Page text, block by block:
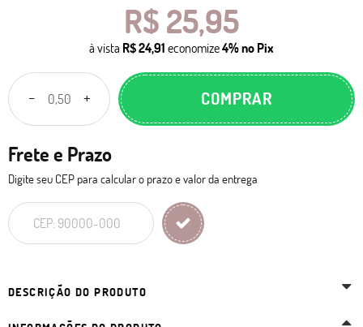
R$ 25,95
à vista R$ 24,91 economize4%no Pix
COMPRAR
Frete e Prazo
Digite seu CEP para calcular o prazo e valor da entrega
DESCRIÇÃO DO PRODUTO